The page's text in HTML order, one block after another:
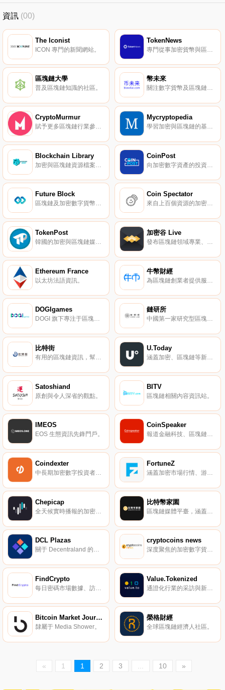
資訊 (00)
The Iconist
ICON 專門的新聞網站。
TokenNews
區塊鏈大學
普及區塊鏈知識的社區。
幣未來
關注數字貨幣及區塊鏈相關早期項目。
CryptoMurmur
賦予更多區塊鏈行業參與者知情權與自主權。
Mycryptopedia
學習加密與區塊鏈的基礎知識。
Blockchain Library CoinPost
Future Block
區塊鏈及加密數字貨幣最新資訊。
Coin Spectator
來自上百個資源的加密貨幣最新信息。
TokenPost
韓國的加密與區塊鏈媒體。
加密谷 Live
發布區塊鏈領域專業、前沿、有趣的內容。
Ethereum France
以太坊法語資訊。
牛幣財經
DOGIgames
DOGI 旗下專注于區塊鏈游戲行業的媒體。
鏈研所
中國第一家研究型區塊鏈垂直媒體。
比特街
有用的區塊鏈資訊，幫助了解數字貨幣生態。
U.Today
涵蓋加密、區塊鏈等新一代技術。
Satoshiand
原創與令人深省的觀點。
BITV
區塊鏈相關內容資訊站。
IMEOS
EOS 生態資訊先鋒門戶。
CoinSpeaker
報道金融科技、區塊鏈、加密數字貨幣、支付及物聯網。
Coindexter
中長期加密數字投資者的協作庫。
FortuneZ
涵蓋加密市場行情、游戲新聞的全球商業資訊。
Chepicap
全天候實時播報的加密新聞平臺。
比特幣家園
DCL Plazas
關于 Decentraland 的新聞摘要與工具集。
cryptocoins news
深度聚焦的加密數字貨幣新聞。
FindCrypto
每日密碼市場數據、訪談與新聞。
Value.Tokenized
通證化行業的采訪與新聞。
Bitcoin Market Journal
隸屬于 Media Shower。
榮格財經
全球區塊鏈經濟人社區。
« 1 1 2 3 10 »